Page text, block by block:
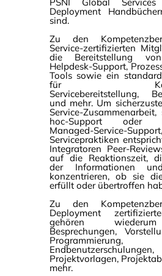
Deployment
sind.
Zu den
Service-zertifizierten
die Bereitstellung
Helpdesk-Support,
Tools sowie ein
für
Servicebereitstellung,
und mehr. Um
Service-
hoc-Support oder
Managed-Service-
Servicepraktiken
Integratoren Peer-
auf die Reaktionszeit,
der Informationen
konzentrieren, ob sie
erfüllt oder übertroffen
Zu den
Deployment
gehören
Besprechungen,
Programmierung,
Endbenutzerschulungen,
Projektvorlagen,
mehr.